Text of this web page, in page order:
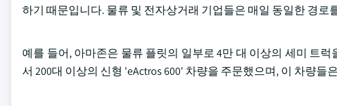
하기 때문입니다. 물류 및 전자상거래 기업들은 매일 동일한 경로
예를 들어, 아마존은 물류 플릿의 일부로 4만 대 이상의 세미 트
서 200대 이상의 신형 'eActros 600' 차량을 주문했으며, 이 차량